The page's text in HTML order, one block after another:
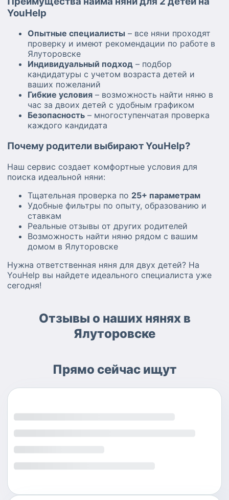
YouHelp
Опытные специалисты – все няни проходят
проверку и имеют рекомендации по работе в
Ялуторовске
Индивидуальный подход – подбор
кандидатуры с учетом возраста детей и
ваших пожеланий
Гибкие условия – возможность найти няню в
час за двоих детей с удобным графиком
Безопасность – многоступенчатая проверка
каждого кандидата
Почему родители выбирают YouHelp?
Наш сервис создает комфортные условия для
поиска идеальной няни:
Тщательная проверка по 25+ параметрам
Удобные фильтры по опыту, образованию и
ставкам
Реальные отзывы от других родителей
Возможность найти няню рядом с вашим
домом в Ялуторовске
Нужна ответственная няня для двух детей? На
YouHelp вы найдете идеального специалиста уже
сегодня!
Отзывы о наших нянях в
Ялуторовске
Прямо сейчас ищут